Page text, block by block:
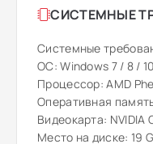
СИСТЕМНЫЕ
Системные
ОС: Windows 7 / 8 /
Процессор: AMD
Оперативная
Видеокарта: NVIDIA
Место на диске: 19